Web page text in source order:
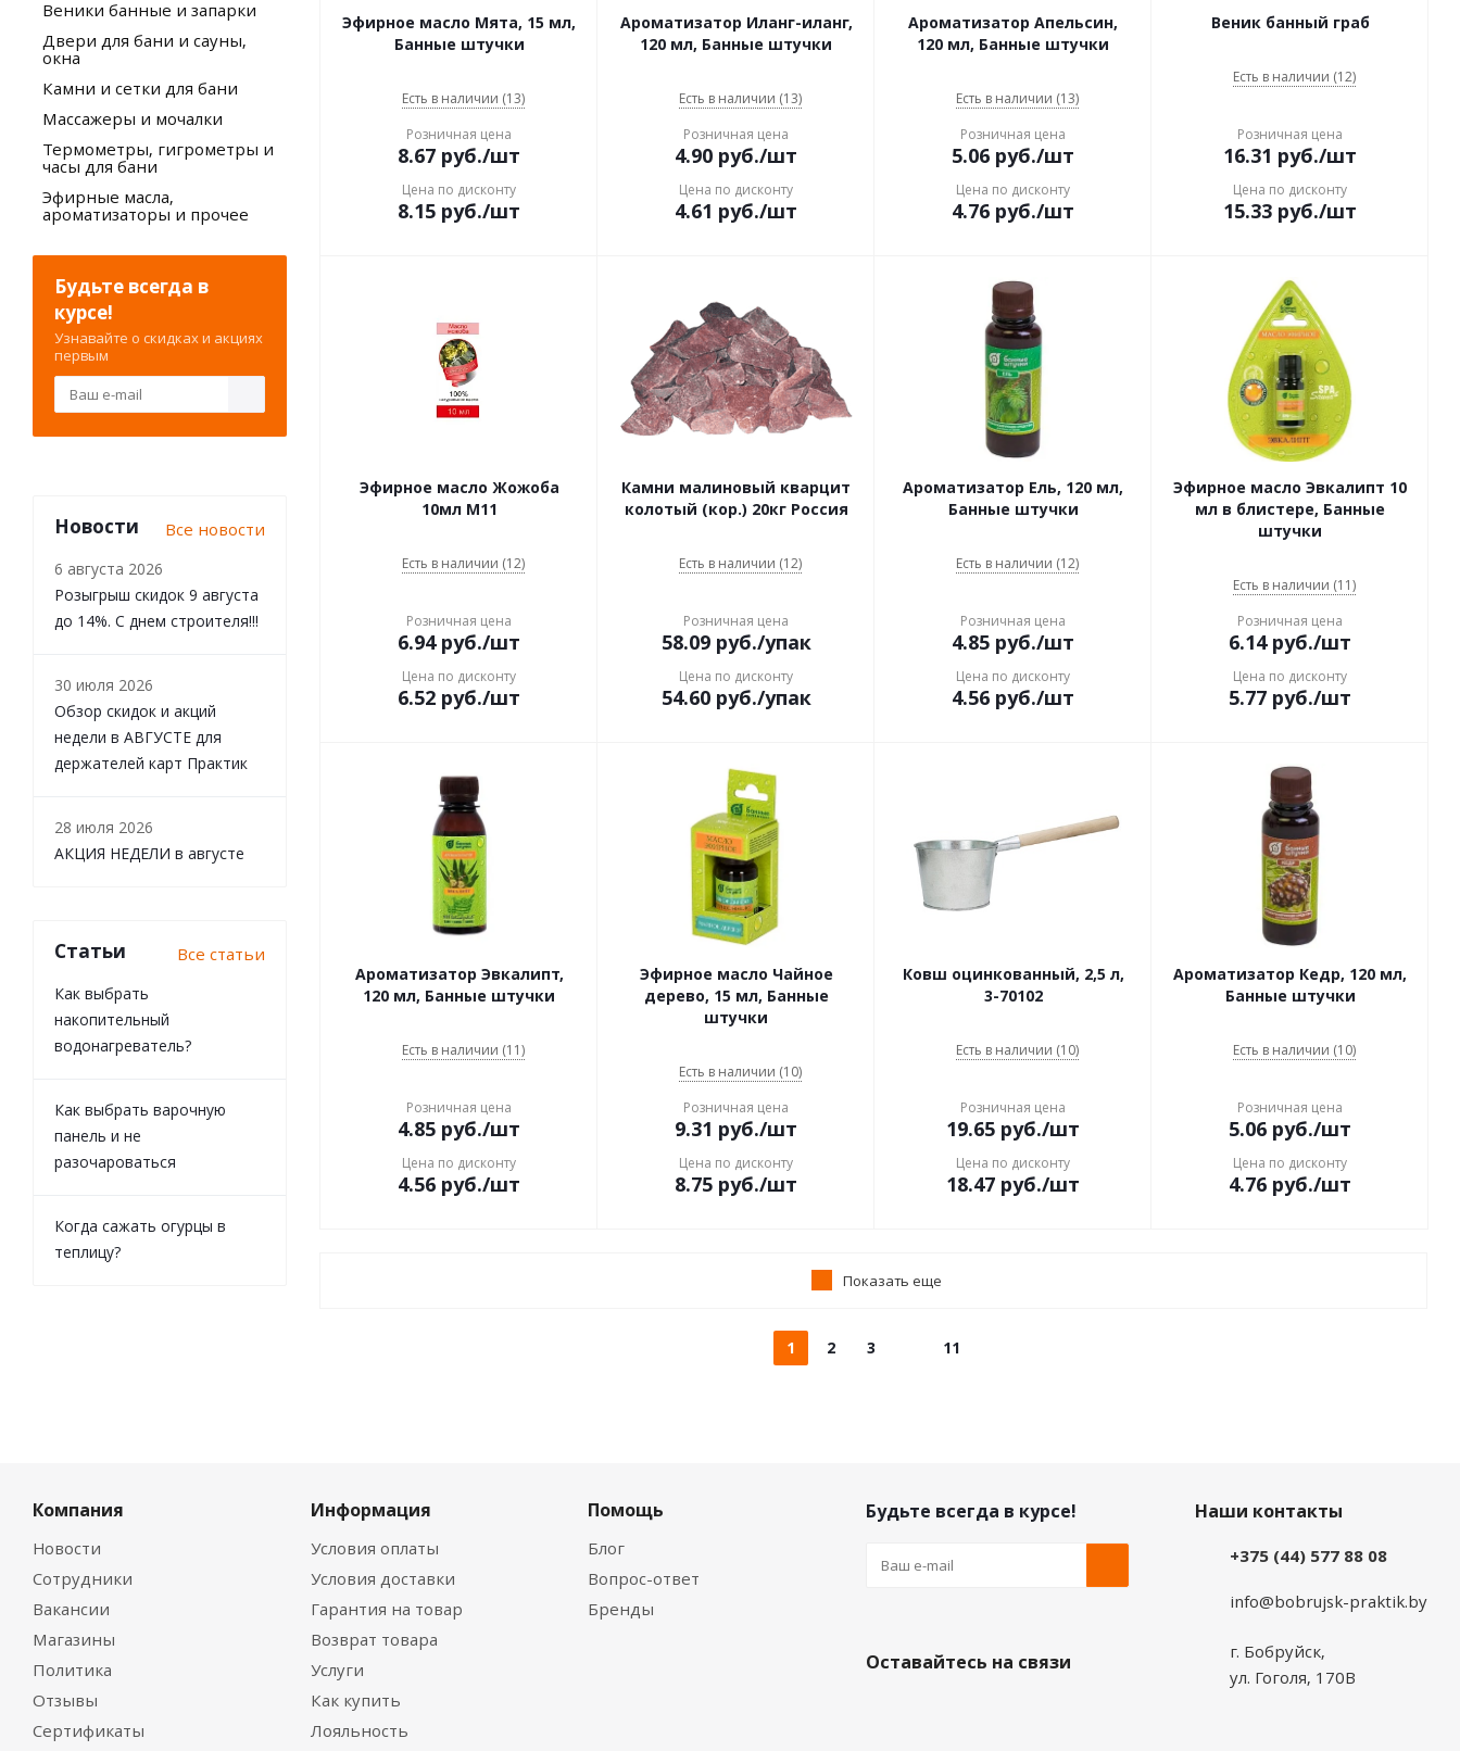
Эфирное масло Мята, 15 мл,
Банные штучки
Есть в наличии (13)
Розничная цена
8.67 руб./шт
Цена по дисконту
8.15 руб./шт
Ароматизатор Иланг-иланг,
120 мл, Банные штучки
Есть в наличии (13)
Розничная цена
4.90 руб./шт
Цена по дисконту
4.61 руб./шт
Ароматизатор Апельсин,
120 мл, Банные штучки
Есть в наличии (13)
Розничная цена
5.06 руб./шт
Цена по дисконту
4.76 руб./шт
Веник банный граб
Есть в наличии (12)
Розничная цена
16.31 руб./шт
Цена по дисконту
15.33 руб./шт
Эфирное масло Жожоба
10мл М11
Есть в наличии (12)
Розничная цена
6.94руб./шт
Цена по дисконту
6.52 руб./шт
Камни малиновый кварцит
колотый (кор.) 20кг Россия
Есть в наличии (12)
Розничная цена
58.09руб./упак
Цена по дисконту
54.60руб./упак
Ароматизатор Ель, 120 мл,
Банные штучки
Есть в наличии (12)
Розничная цена
4.85 руб./шт
Цена по дисконту
4.56 руб./шт
Эфирное масло Эвкалипт 10
мл в блистере, Банные
штучки
Есть в наличии (11)
Розничная цена
6.14руб./шт
Цена по дисконту
5.77 руб./шт
Ароматизатор Эвкалипт,
120 мл, Банные штучки
Есть в наличии (11)
Розничная цена
4.85 руб./шт
Цена по дисконту
4.56 руб./шт
Эфирное масло Чайное
дерево, 15 мл, Банные
штучки
Есть в наличии (10)
Розничная цена
9.31 руб./шт
Цена по дисконту
8.75 руб./шт
Ковш оцинкованный, 2,5 л,
3-70102
Есть в наличии (10)
Розничная цена
19.65 руб./шт
Цена по дисконту
18.47 руб./шт
Ароматизатор Кедр, 120 мл,
Банные штучки
Есть в наличии (10)
Розничная цена
5.06 руб./шт
Цена по дисконту
4.76 руб./шт
Показать еще
1 2 3 11
подставка для
принадлежностей
полка банная
решетка на пол для бани
рукавица банная
соль гималайская
соль для ванны
спрей
табличка для бани
терка
ушат
форточка для бани
часы песочные
шайка-таз
Веники банные и запарки
Двери для бани и сауны,
окна
Камни и сетки для бани
Массажеры и мочалки
Термометры, гигрометры и
часы для бани
Эфирные масла,
ароматизаторы и прочее
Будьте всегда в
курсе!
Узнавайте о скидках и акциях
первым
Новости Все новости
6 августа 2026
Розыгрыш скидок 9 августа
до 14%. С днем строителя!!!
30 июля 2026
Обзор скидок и акций
недели в АВГУСТЕ для
держателей карт Практик
28 июля 2026
АКЦИЯ НЕДЕЛИ в августе
Статьи Все статьи
Как выбрать
накопительный
водонагреватель?
Как выбрать варочную
панель и не
разочароваться
Когда сажать огурцы в
теплицу?
Компания
Новости
Сотрудники
Вакансии
Магазины
Политика
Отзывы
Сертификаты
Информация
Условия оплаты
Условия доставки
Гарантия на товар
Возврат товара
Услуги
Как купить
Лояльность
Помощь
Блог
Вопрос-ответ
Бренды
Будьте всегда в курсе!
Оставайтесь на связи
Наши контакты
+375 (44) 577 88 08
info@bobrujsk-praktik.by
г. Бобруйск,
ул. Гоголя, 170В